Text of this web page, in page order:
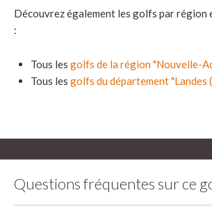
Découvrez également les golfs par région
:
Tous les golfs de la région "Nouvelle-
Tous les golfs du département "Landes
Questions fréquentes sur ce